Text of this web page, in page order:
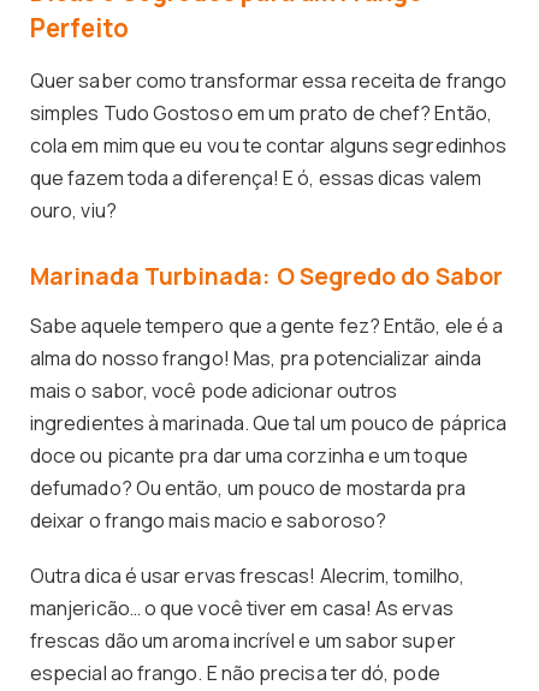
Perfeito
Quer saber como transformar essa receita de frango
simples Tudo Gostoso em um prato de chef? Então,
cola em mim que eu vou te contar alguns segredinhos
que fazem toda a diferença! E ó, essas dicas valem
ouro, viu?
Marinada Turbinada: O Segredo do Sabor
Sabe aquele tempero que a gente fez? Então, ele é a
alma do nosso frango! Mas, pra potencializar ainda
mais o sabor, você pode adicionar outros
ingredientes à marinada. Que tal um pouco de páprica
doce ou picante pra dar uma corzinha e um toque
defumado? Ou então, um pouco de mostarda pra
deixar o frango mais macio e saboroso?
Outra dica é usar ervas frescas! Alecrim, tomilho,
manjericão… o que você tiver em casa! As ervas
frescas dão um aroma incrível e um sabor super
especial ao frango. E não precisa ter dó, pode